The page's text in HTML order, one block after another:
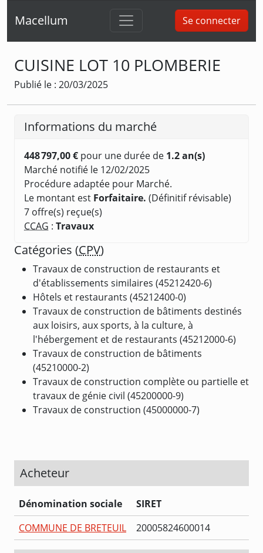
Macellum Se connecter
CUISINE LOT 10 PLOMBERIE
Publié le : 20/03/2025
Informations du marché
448 797,00 € pour une durée de 1.2 an(s)
Marché notifié le 12/02/2025
Procédure adaptée pour Marché.
Le montant est Forfaitaire. (Définitif révisable)
7 offre(s) reçue(s)
CCAG : Travaux
Catégories (CPV)
Travaux de construction de restaurants et
d'établissements similaires (45212420-6)
Hôtels et restaurants (45212400-0)
Travaux de construction de bâtiments destinés
aux loisirs, aux sports, à la culture, à
l'hébergement et de restaurants (45212000-6)
Travaux de construction de bâtiments
(45210000-2)
Travaux de construction complète ou partielle et
travaux de génie civil (45200000-9)
Travaux de construction (45000000-7)
Acheteur
Dénomination sociale
SIRET
COMMUNE DE BRETEUIL
20005824600014